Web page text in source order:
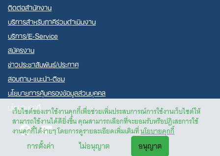
เว็บไซต์ของเราใช้งานคุกกี้เพื่อช่วยเพิ่มประสบการณ์การใช้งานเว็บไซต์ให้
สามารถใช้งานได้ดียิ่งขึ้น คุณสามารถเลือกที่จะยอมรับหรือปฏิเสธการใช้
งานคุกกี้ได้ง่ายๆ โดยการดูรายละเอียดเพิ่มเติมที่นโยบายคุกกี้
การตั้งค่า ไม่อนุญาต อนุญาต
ติดต่อสำนักงาน
บริการสำหรับภาคีร่วมดำเนินงาน
บริการ/E-Service
สมัครงาน
ข่าวประชาสัมพันธ์/ประกาศ
สอบถาม-แนะนำ-ติชม
นโยบายการคุ้มครองข้อมูลส่วนบุคคล
นโยบายคุกกี้
FacebookYoutube